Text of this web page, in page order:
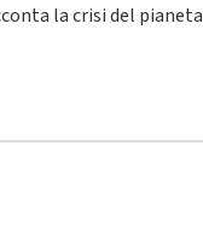
la crisi del pianeta